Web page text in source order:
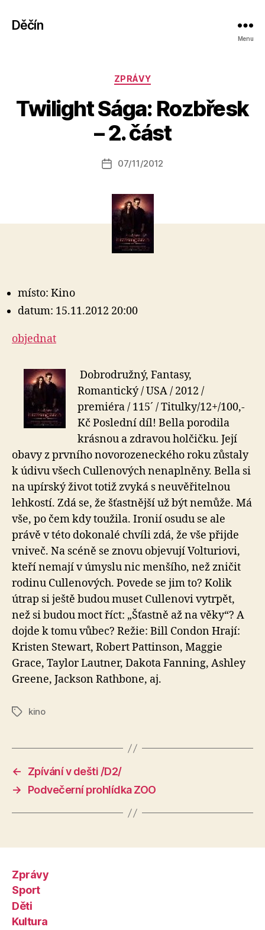
Děčín
Menu
Rubriky
ZPRÁVY
Twilight Sága: Rozbřesk
– 2. část
Autor
příspěvku
A
o
a
Datum
07/11/2012
místo: Kino
datum: 15.11.2012 20:00
objednat
Dobrodružný, Fantasy,
Romantický / USA / 2012 /
premiéra / 115´ / Titulky/12+/100,-
Kč Poslední díl! Bella porodila
krásnou a zdravou holčičku. Její
obavy z prvního novorozeneckého roku zůstaly
k údivu všech Cullenových nenaplněny. Bella si
na upírský život totiž zvyká s neuvěřitelnou
lehkostí. Zdá se, že šťastnější už být nemůže. Má
vše, po čem kdy toužila. Ironií osudu se ale
právě v této dokonalé chvíli zdá, že vše přijde
vniveč. Na scéně se znovu objevují Volturiovi,
kteří nemají v úmyslu nic menšího, než zničit
rodinu Cullenových. Povede se jim to? Kolik
útrap si ještě budou muset Cullenovi vytrpět,
než si budou moct říct: „Šťastně až na věky“? A
dojde k tomu vůbec? Režie: Bill Condon Hrají:
Kristen Stewart, Robert Pattinson, Maggie
Grace, Taylor Lautner, Dakota Fanning, Ashley
Greene, Jackson Rathbone, aj.
Štítkykino
←
Zpívání v dešti /D2/
→
Podvečerní prohlídka ZOO
Zprávy
Sport
Děti
Kultura